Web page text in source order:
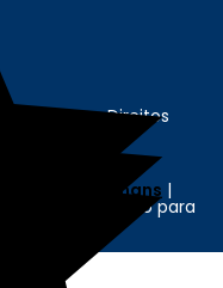
Todos os Direitos
New Humans |
e Comunicação para